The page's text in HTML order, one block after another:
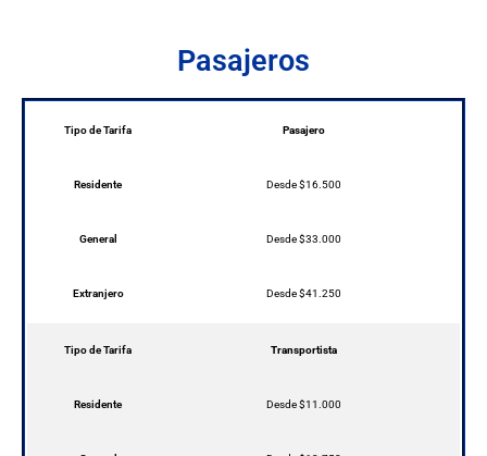
Pasajeros
Tipo de Tarifa Pasajero
Residente Desde $16.500
General Desde $33.000
Extranjero Desde $41.250
Tipo de Tarifa Transportista
Residente Desde $11.000